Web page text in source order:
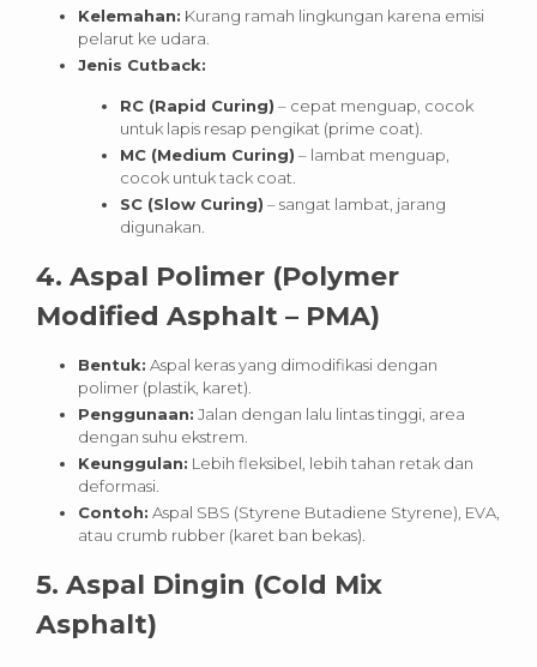
Kelemahan: Kurang ramah lingkungan karena emisi
pelarut ke udara.
Jenis Cutback:
RC (Rapid Curing) – cepat menguap, cocok
untuk lapis resap pengikat (prime coat).
MC (Medium Curing) – lambat menguap,
cocok untuk tack coat.
SC (Slow Curing) – sangat lambat, jarang
digunakan.
4. Aspal Polimer (Polymer
Modified Asphalt – PMA)
Bentuk: Aspal keras yang dimodifikasi dengan
polimer (plastik, karet).
Penggunaan: Jalan dengan lalu lintas tinggi, area
dengan suhu ekstrem.
Keunggulan: Lebih fleksibel, lebih tahan retak dan
deformasi.
Contoh: Aspal SBS (Styrene Butadiene Styrene), EVA,
atau crumb rubber (karet ban bekas).
5. Aspal Dingin (Cold Mix
Asphalt)